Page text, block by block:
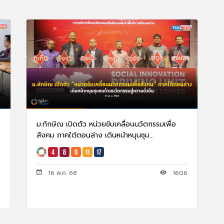
ม.ทักษิณ เปิดตัว หน่วยขับเคลื่อนนวัตกรรมเพื่อ
สังคม ภาคใต้ตอนล่าง เดินหน้าหนุนชุม...
16 พ.ค. 68 1606